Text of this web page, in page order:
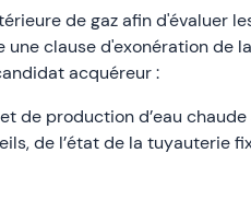
de gaz afin d'évaluer
clause d'exonération de
acquéreur :
de production d’eau
de l’état de la tuyauterie